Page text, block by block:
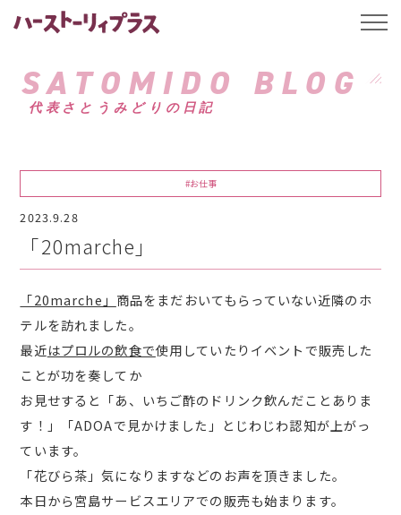
ハーストーリィプ
SATOMIDO BLOG
代表さとうみどりの日記
#お仕事
2023.9.28
「20marche」
「20marche」 商品をまだおいてもらっていない近隣のホ
テルを訪れました。
最近はプロルの飲食で使用していたりイベントで販売した
ことが功を奏してか
お見せすると「あ、いちご酢のドリンク飲んだことありま
す！」「ADOAで見かけました」とじわじわ認知が上がっ
ています。
「花びら茶」気になりますなどのお声を頂きました。
本日から宮島サービスエリアでの販売も始まります。
t
l
a